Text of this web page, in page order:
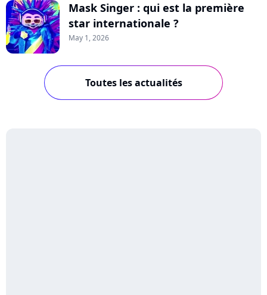
Mask Singer : qui est la première
star internationale ?
May 1, 2026
Toutes les actualités